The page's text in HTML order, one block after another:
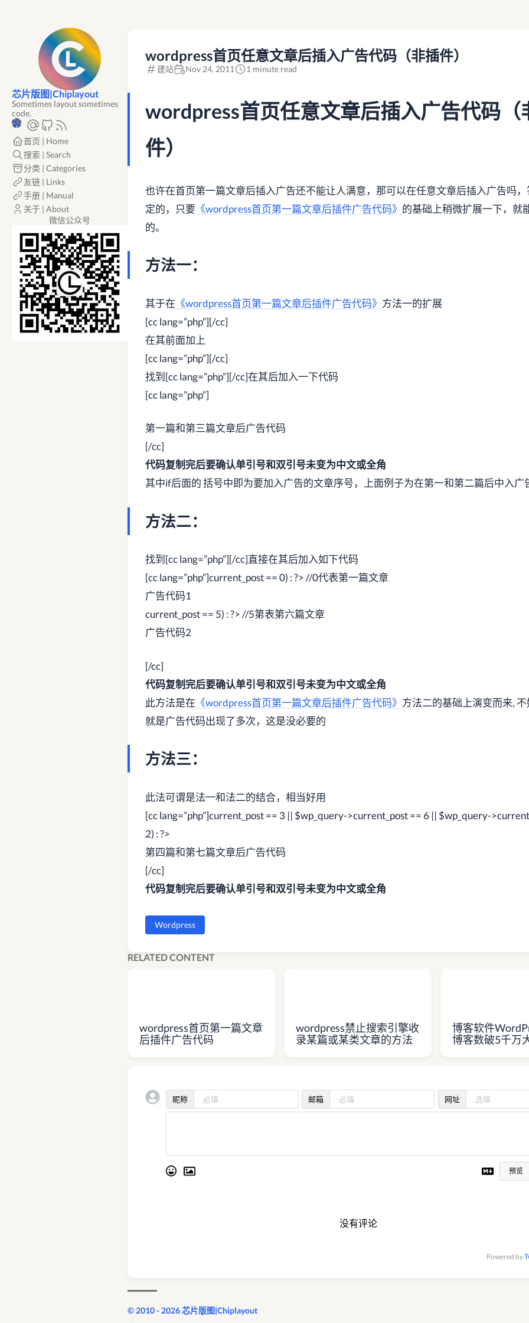
芯片版图|Chiplayout
Sometimes layout sometimes
code.
首页 | Home
搜索 | Search
分类 | Categories
友链 | Links
手册 | Manual
关于 | About
微信公众号
wordpress首页任意文章后插入广告代码（非插件）
建站 Nov 24, 2011 1 minute read
wordpress首页任意文章后插入广告代码（
件）
也许在首页第一篇文章后插入广告还不能让人满意，那可以在任意文章后插入广告吗，
定的，只要 《wordpress首页第一篇文章后插件广告代码》 的基础上稍微扩展一下，就
的。
方法一：
其于在 《wordpress首页第一篇文章后插件广告代码》 方法一的扩展
[cc lang=”php”][/cc]
在其前面加上
[cc lang=”php”][/cc]
找到[cc lang=”php”][/cc]在其后加入一下代码
[cc lang=”php”]
第一篇和第三篇文章后广告代码
[/cc]
代码复制完后要确认单引号和双引号未变为中文或全角
其中if后面的 括号中即为要加入广告的文章序号，上面例子为在第一和第二篇后中入广
方法二：
找到[cc lang=”php”][/cc]直接在其后加入如下代码
[cc lang=”php”]current_post == 0) : ?> //0代表第一篇文章
广告代码1
current_post == 5) : ?> //5第表第六篇文章
广告代码2
[/cc]
代码复制完后要确认单引号和双引号未变为中文或全角
此方法是在 《wordpress首页第一篇文章后插件广告代码》 方法二的基础上演变而来,
就是广告代码出现了多次，这是没必要的
方法三：
此法可谓是法一和法二的结合，相当好用
[cc lang=”php”]current_post == 3 || $wp_query->current_post == 6 || $wp_query-
2) : ?>
第四篇和第七篇文章后广告代码
[/cc]
代码复制完后要确认单引号和双引号未变为中文或全角
Wordpress
RELATED CONTENT
wordpress首页第一篇文章
后插件广告代码
wordpress禁止搜索引擎收
录某篇或某类文章的方法
博客软件
博客数破5千万
昵称 邮箱 网址
预览
没有评论
Powered by
© 2010 - 2026 芯片版图|Chiplayout